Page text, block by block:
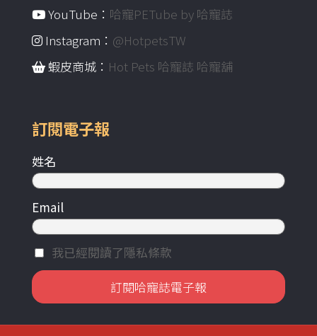
YouTube： 哈寵PETube by 哈寵誌
Instagram： @HotpetsTW
蝦皮商城： Hot Pets 哈寵誌 哈寵舖
訂閱電子報
姓名
Email
我已經閱讀了隱私條款